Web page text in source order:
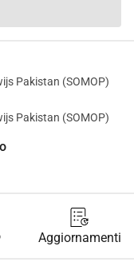
Pakistan (SOMOP)
Pakistan (SOMOP)
Aggiornamenti